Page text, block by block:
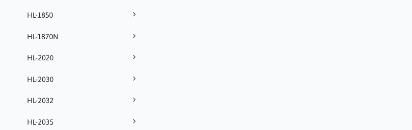
HL-1850
HL-1870N
HL-2020
HL-2030
HL-2032
HL-2035